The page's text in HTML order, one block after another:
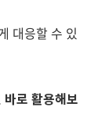
대응할 수 있
로 활용해보